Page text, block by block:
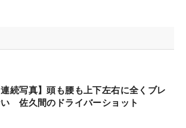
連続写真】頭も腰も上下左右に全くブレ
佐久間のドライバーショット